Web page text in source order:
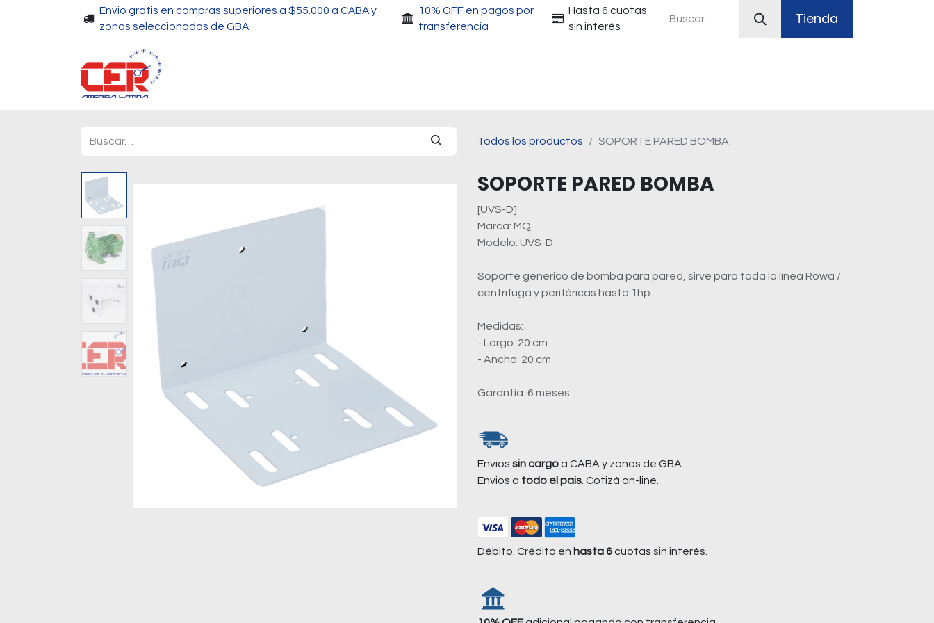
Envio gratis en compras superiores a $55.000 a CABA y
zonas seleccionadas de GBA
10% OFF en pagos por
transferencia
Hasta 6 cuotas
sin interés
Tienda
Todos los productos SOPORTE PARED BOMBA
SOPORTE PARED BOMBA
[UVS-D]
Marca: MQ
Modelo: UVS-D
Soporte genérico de bomba para pared, sirve para toda la línea Rowa /
centrifuga y periféricas hasta 1hp.
Medidas:
- Largo: 20 cm
- Ancho: 20 cm
Garantía: 6 meses.
Envios sin cargoa CABA y zonas de GBA.
Envios a todo el pais . Cotizá on-line.
Débito. Crédito en hasta 6cuotas sin interés.